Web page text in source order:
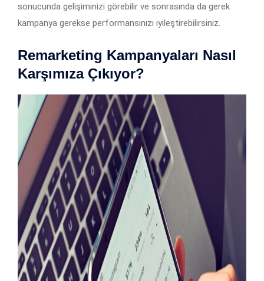
sonucunda gelişiminizi görebilir ve sonrasında da gerek
kampanya gerekse performansınızı iyileştirebilirsiniz.
Remarketing Kampanyaları Nasıl
Karşımıza Çıkıyor?